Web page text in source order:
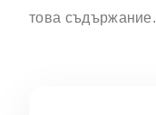
това съдържание.